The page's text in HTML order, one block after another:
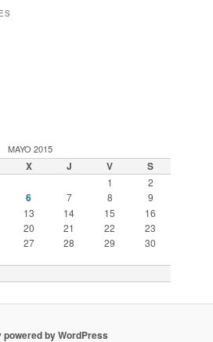
MAYO 2015
X J V S
1
2
6 7 8
9
13 14 15
16
20 21 22
23
27 28 29
30
powered by WordPress